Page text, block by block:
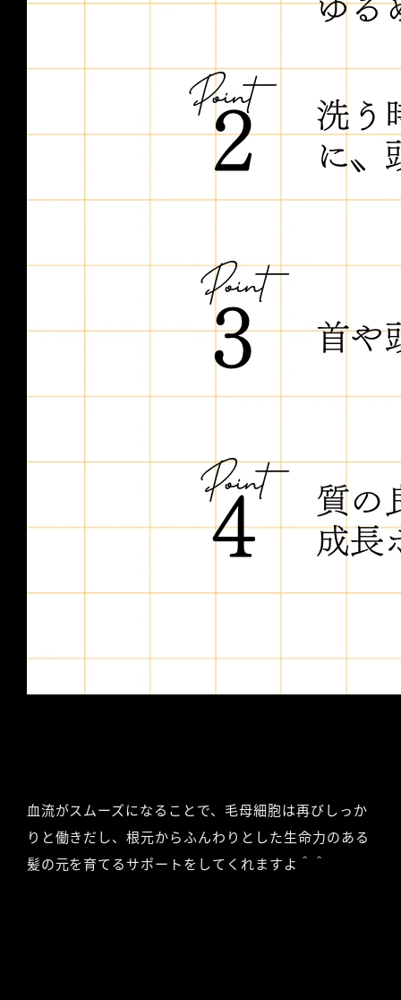
血流がスムーズになることで、毛母細胞は再びしっか
りと働きだし、根元からふんわりとした生命力のある
髪の元を育てるサポートをしてくれますよ＾＾